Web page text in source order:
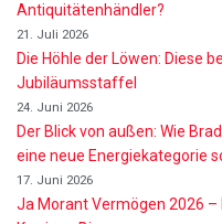
Antiquitätenhändler?
21. Juli 2026
Die Höhle der Löwen: Diese
Jubiläumsstaffel
24. Juni 2026
Der Blick von außen: Wie
eine neue Energiekategorie
17. Juni 2026
Ja Morant Vermögen 2026 –